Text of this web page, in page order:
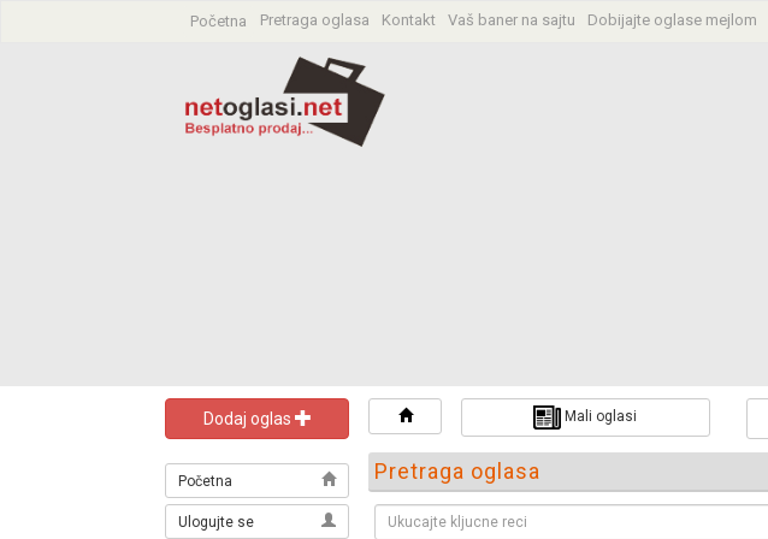
Početna Pretraga oglasa Kontakt Vaš baner na sajtu Dobijajte oglase mejlom
Dodaj oglas
Početna
Ulogujte se
Mali oglasi
Pretraga oglasa